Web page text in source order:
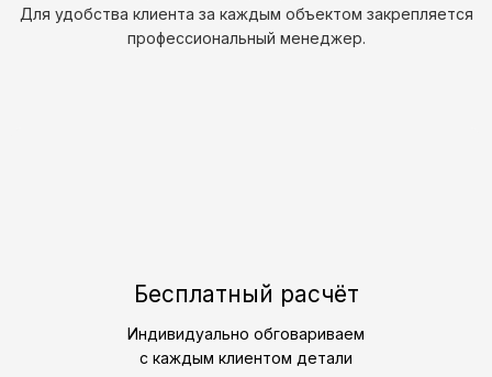
Для удобства клиента за каждым объектом закрепляется
профессиональный менеджер.
Бесплатный расчёт
Индивидуально обговариваем
с каждым клиентом детали